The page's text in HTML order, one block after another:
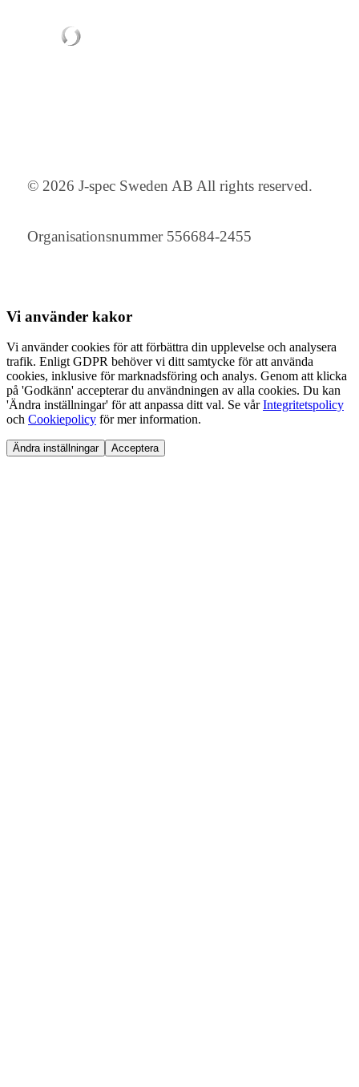
© 2026 J-spec Sweden AB All rights reserved.
Organisationsnummer 556684-2455
Vi använder kakor
Vi använder cookies för att förbättra din upplevelse och analysera
trafik. Enligt GDPR behöver vi ditt samtycke för att använda
cookies, inklusive för marknadsföring och analys. Genom att klicka
på 'Godkänn' accepterar du användningen av alla cookies. Du kan
'Ändra inställningar' för att anpassa ditt val. Se vårIntegritetspolicy
och Cookiepolicy för mer information.
Ändra inställningar Acceptera